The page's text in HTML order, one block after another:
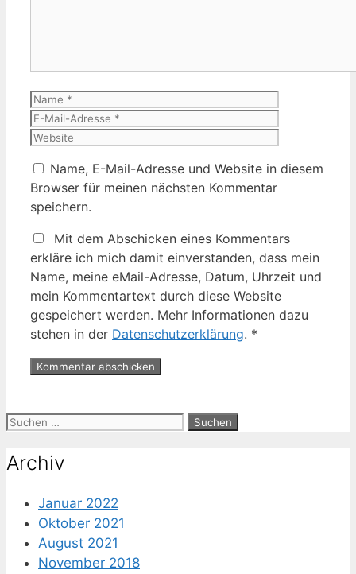
Name
Name, E-Mail-Adresse und Website in diesem
Browser für meinen nächsten Kommentar
speichern.
Mit dem Abschicken eines Kommentars
erkläre ich mich damit einverstanden, dass mein
Name, meine eMail-Adresse, Datum, Uhrzeit und
mein Kommentartext durch diese Website
gespeichert werden. Mehr Informationen dazu
stehen in der Datenschutzerklärung. *
Suche
Archiv
Januar 2022
Oktober 2021
August 2021
November 2018